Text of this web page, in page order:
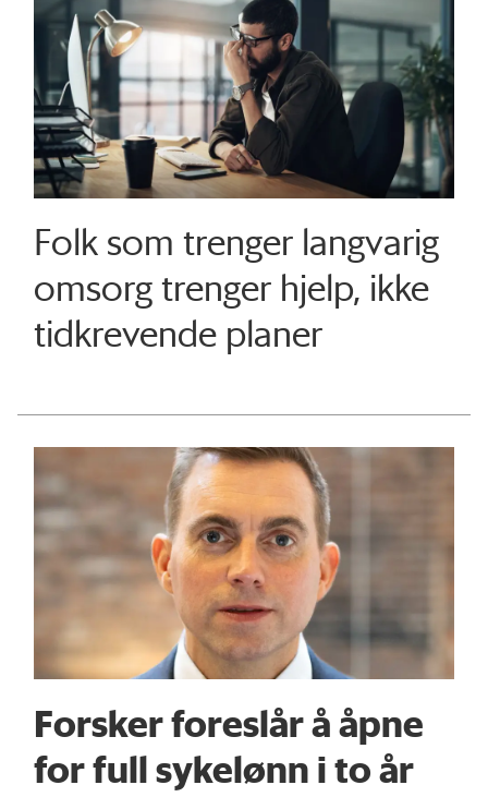
Folk som trenger langvarig
omsorg trenger hjelp, ikke
tidkrevende planer
Forsker foreslår å åpne
for full sykelønn i to år